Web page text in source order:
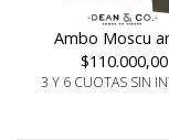
Ambo Moscu
$110.000,00
3 Y 6 CUOTAS SIN